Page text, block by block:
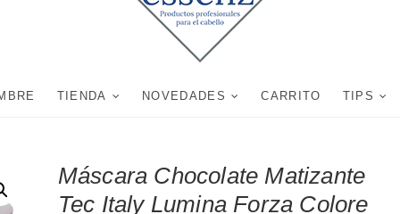
essenz
TIENDA NOVEDADES CARRITO TIPS
Máscara Chocolate Matizante
Tec Italy Lumina Forza Colore